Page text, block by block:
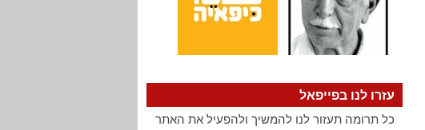
עזרו לנו בפייפאל
כל תרומה תעזור לנו להמשיך ולהפעיל את האתר